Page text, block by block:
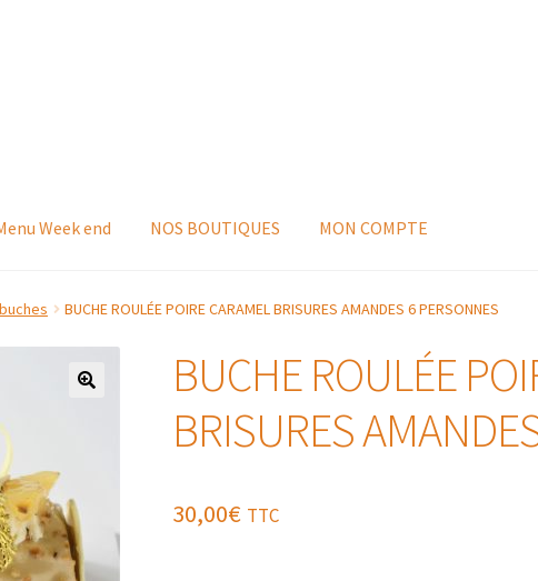
Week end NOS BOUTIQUES MON COMPTE
BUCHE ROULÉE POIRE CARAMEL BRISURES AMANDES 6 PERSONNES
BUCHE ROULÉE
BRISURES
30,00€ TTC